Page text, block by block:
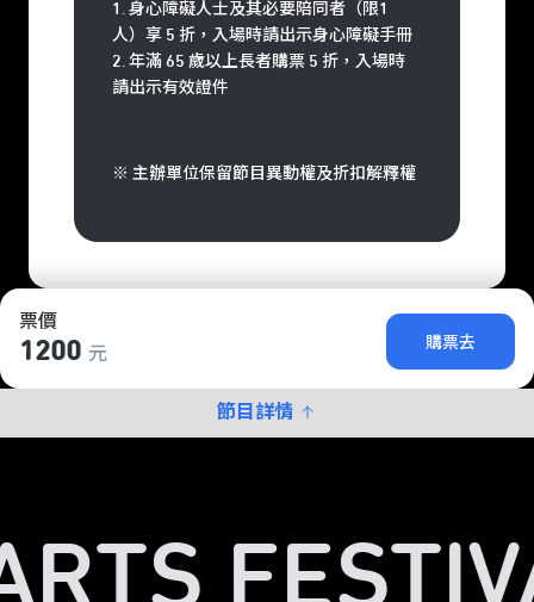
票價
1200 元
購票去
節目詳情
1. 身心障礙人士及其必要陪同者（限1
人）享 5 折，入場時請出示身心障礙手冊
2. 年滿 65 歲以上長者購票 5 折，入場時
請出示有效證件
※ 主辦單位保留節目異動權及折扣解釋權